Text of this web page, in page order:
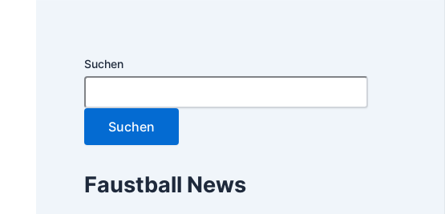
Suchen
Suchen
Faustball News